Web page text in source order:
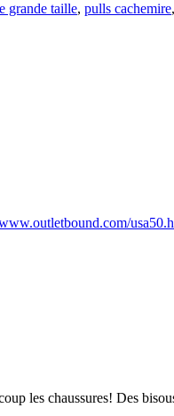
grande taille, pulls cachemire,
les chaussures! Des